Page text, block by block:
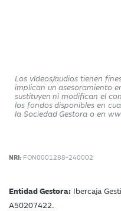
Los vídeos/audios tienen
implican un asesoramiento
sustituyen ni modifican el
los fondos disponibles en
la Sociedad Gestora o en
NRI: FON0001288-240002
Entidad Gestora: Ibercaja
A50207422.